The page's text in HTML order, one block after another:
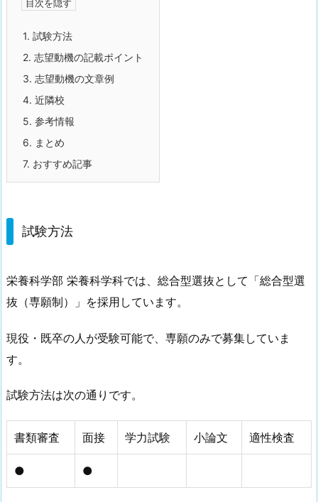
1. 試験方法
2. 志望動機の記載ポイント
3. 志望動機の文章例
4. 近隣校
5. 参考情報
6. まとめ
7. おすすめ記事
試験方法
栄養科学部 栄養科学科では、総合型選抜として「総合型選
抜（専願制）」を採用しています。
現役・既卒の人が受験可能で、専願のみで募集していま
す。
試験方法は次の通りです。
書類審査 面接 学力試験 小論文 適性検査
● ●